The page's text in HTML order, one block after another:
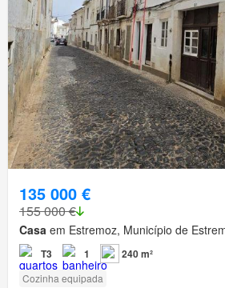
135 000 €
155 000 €
Casa em Estremoz, Município de
T3 1 240 m²
Cozinha equipada